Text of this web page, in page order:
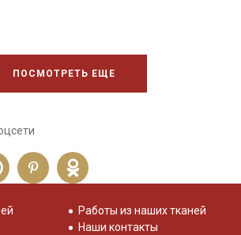
ПОСМОТРЕТЬ ЕЩЕ
Работы из наших тканей
Наши контакты